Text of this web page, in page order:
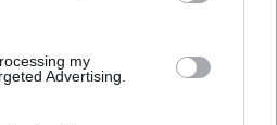
my
Advertising.